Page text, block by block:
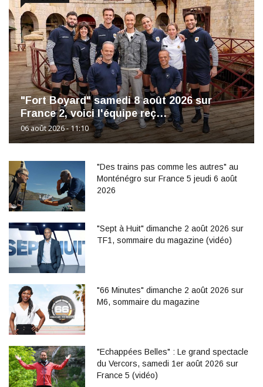
"Fort Boyard" samedi 8 août 2026 sur
France 2, voici l'équipe reç…
06 août 2026 - 11:10
"Des trains pas comme les autres" au
Monténégro sur France 5 jeudi 6 août
2026
"Sept à Huit" dimanche 2 août 2026 sur
TF1, sommaire du magazine (vidéo)
"66 Minutes" dimanche 2 août 2026 sur
M6, sommaire du magazine
"Echappées Belles" : Le grand spectacle
du Vercors, samedi 1er août 2026 sur
France 5 (vidéo)